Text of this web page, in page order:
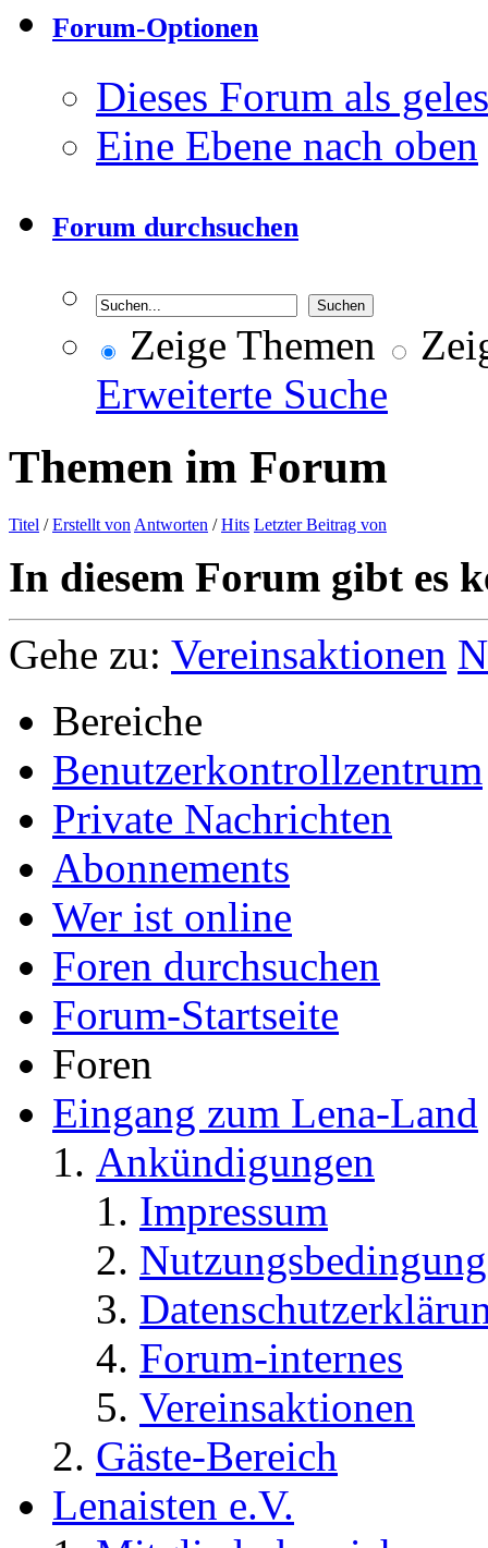
Forum-Optionen
Dieses Forum als
Eine Ebene nach oben
Forum durchsuchen
Zeige Themen
Erweiterte Suche
Themen im Forum
Titel /Erstellt von Antworten /Hits Letzter Beitrag von
In diesem Forum gibt es
Gehe zu: Vereinsaktionen
Bereiche
Benutzerkontrollzentrum
Private Nachrichten
Abonnements
Wer ist online
Foren durchsuchen
Forum-Startseite
Foren
Eingang zum Lena-Land
Ankündigungen
Impressum
Forum-internes
Vereinsaktionen
Gäste-Bereich
Lenaisten e.V.